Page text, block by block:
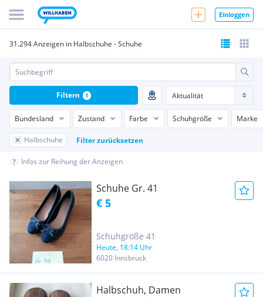
Einloggen
31.294 Anzeigen in Halbschuhe - Schuhe
Bundesland Zustand Farbe Schuhgröße Marke
Halbschuhe Filter zurücksetzen
Filtern 1
Infos zur Reihung der Anzeigen
Schuhe Gr. 41
€ 5
Schuhgröße 41
Heute, 18:14 Uhr
6020 Innsbruck
Halbschuh, Damen